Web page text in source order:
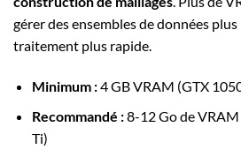
gérer des ensembles de données
traitement plus rapide.
Minimum :4 GB VRAM (GTX
Recommandé :8-12 Go de VRAM
Ti)